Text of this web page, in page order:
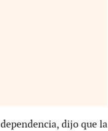
dijo que la